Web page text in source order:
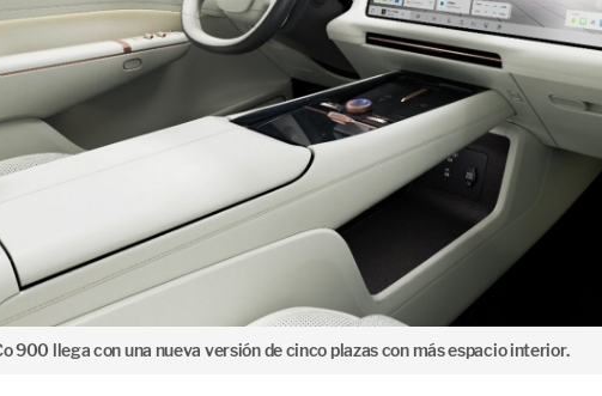
900 llega con una nueva versión de cinco plazas con más espacio interior.